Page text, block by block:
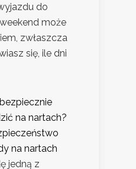
do
może
zwłaszcza
się, ile dni
na nartach?
na nartach
jedną z